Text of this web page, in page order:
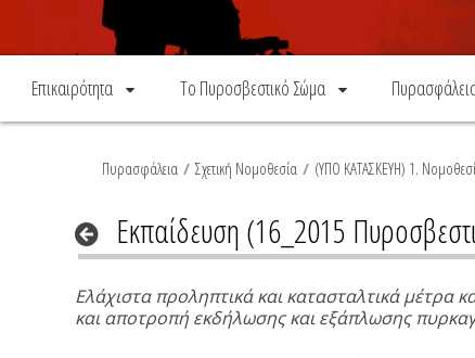
Επικαιρότητα Το Πυροσβεστικό Σώμα
Πυρασφάλεια / Σχετική Νομοθεσία / (ΥΠΟ ΚΑΤΑΣΚΕΥΗ) 1.
Εκπαίδευση (16_2015
Ελάχιστα προληπτικά και κατασταλτικά
και αποτροπή εκδήλωσης και εξάπλωσης